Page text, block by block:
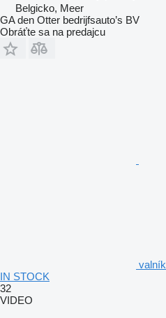
Belgicko, Meer
GA den Otter bedrijfsauto’s BV
Obráťte sa na predajcu
IN STOCK
32
VIDEO